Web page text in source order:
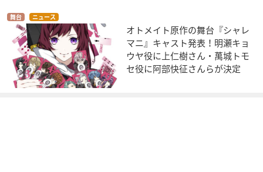
舞台 ニュース
オトメイト原作の舞台『シャレ
マニ』キャスト発表！明瀬キョ
ウヤ役に上仁樹さん・萬城トモ
セ役に阿部快征さんらが決定